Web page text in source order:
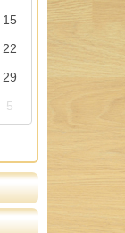
15
22
29
5